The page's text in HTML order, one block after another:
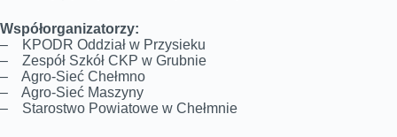
Współorganizatorzy:
– KPODR Oddział w Przysieku
– Zespół Szkół CKP w Grubnie
– Agro-Sieć Chełmno
– Agro-Sieć Maszyny
– Starostwo Powiatowe w Chełmnie